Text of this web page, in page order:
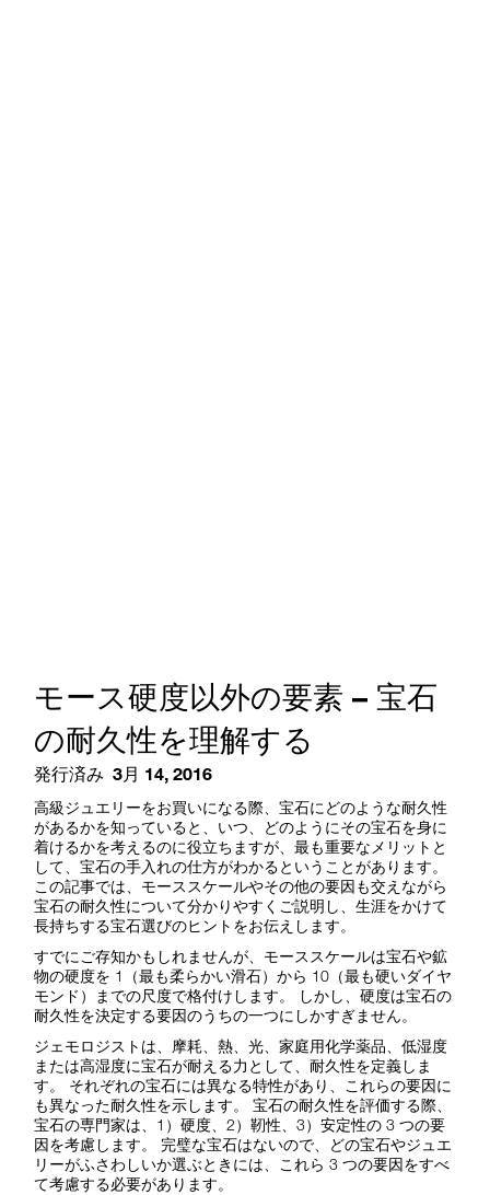
モース硬度以外の要素 – 宝石
の耐久性を理解する
発行済み 3月 14, 2016
高級ジュエリーをお買いになる際、宝石にどのような耐久性
があるかを知っていると、いつ、どのようにその宝石を身に
着けるかを考えるのに役立ちますが、最も重要なメリットと
して、宝石の手入れの仕方がわかるということがあります。
この記事では、モーススケールやその他の要因も交えながら
宝石の耐久性について分かりやすくご説明し、生涯をかけて
長持ちする宝石選びのヒントをお伝えします。
すでにご存知かもしれませんが、モーススケールは宝石や鉱
物の硬度を 1（最も柔らかい滑石）から 10（最も硬いダイヤ
モンド）までの尺度で格付けします。 しかし、硬度は宝石の
耐久性を決定する要因のうちの一つにしかすぎません。
ジェモロジストは、摩耗、熱、光、家庭用化学薬品、低湿度
または高湿度に宝石が耐える力として、耐久性を定義しま
す。 それぞれの宝石には異なる特性があり、これらの要因に
も異なった耐久性を示します。 宝石の耐久性を評価する際、
宝石の専門家は、1）硬度、2）靭性、3）安定性の 3 つの要
因を考慮します。 完璧な宝石はないので、どの宝石やジュエ
リーがふさわしいか選ぶときには、これら 3 つの要因をすべ
て考慮する必要があります。